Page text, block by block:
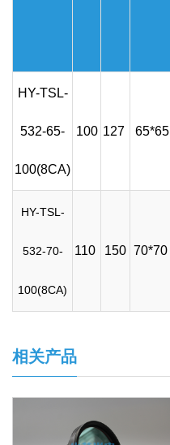
HY-TSL-
532-65-
100(8CA)
100 127 65*65
HY-TSL-
532-70-
100(8CA)
110 150 70*70
相关产品